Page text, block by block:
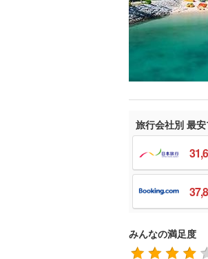
旅行会社別 最
みんなの満足度